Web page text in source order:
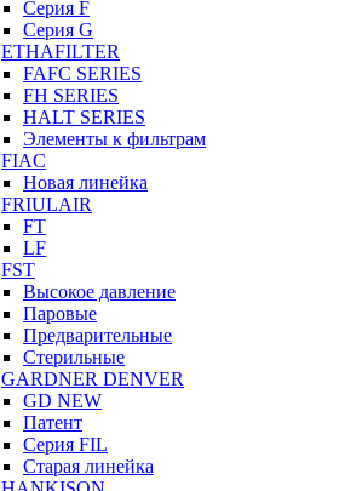
Серия F
Серия G
ETHAFILTER
FAFC SERIES
FH SERIES
HALT SERIES
Элементы к фильтрам
FIAC
Новая линейка
FRIULAIR
FT
LF
FST
Высокое давление
Паровые
Предварительные
Стерильные
GARDNER DENVER
GD NEW
Патент
Серия FIL
Старая линейка